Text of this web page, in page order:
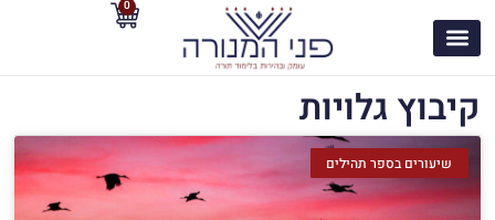
0
קיבוץ גלויות
שיעורים בספר תהילים